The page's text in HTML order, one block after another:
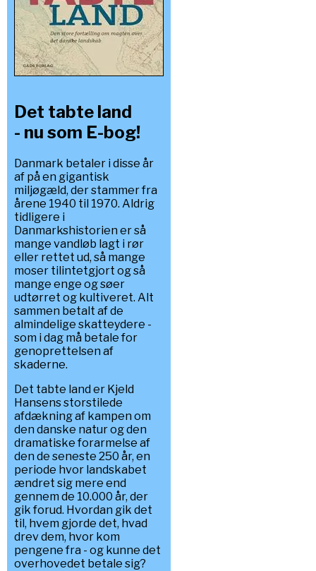
Det tabte land
- nu som E-bog!
Danmark betaler i disse år
af på en gigantisk
miljøgæld, der stammer fra
årene 1940 til 1970. Aldrig
tidligere i
Danmarkshistorien er så
mange vandløb lagt i rør
eller rettet ud, så mange
moser tilintetgjort og så
mange enge og søer
udtørret og kultiveret. Alt
sammen betalt af de
almindelige skatteydere -
som i dag må betale for
genoprettelsen af
skaderne.
Det tabte land er Kjeld
Hansens storstilede
afdækning af kampen om
den danske natur og den
dramatiske forarmelse af
den de seneste 250 år, en
periode hvor landskabet
ændret sig mere end
gennem de 10.000 år, der
gik forud. Hvordan gik det
til, hvem gjorde det, hvad
drev dem, hvor kom
pengene fra - og kunne det
overhovedet betale sig?